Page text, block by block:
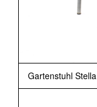
Gartenstuhl Stella